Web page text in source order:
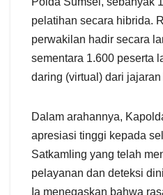
pelatihan secara hibrida.
perwakilan hadir secara
sementara 1.600 peserta
daring (virtual) dari jajaran
​Dalam arahannya,
apresiasi tinggi kepada
Satkamling yang telah
pelayanan dan deteksi
Ia menegaskan bahwa